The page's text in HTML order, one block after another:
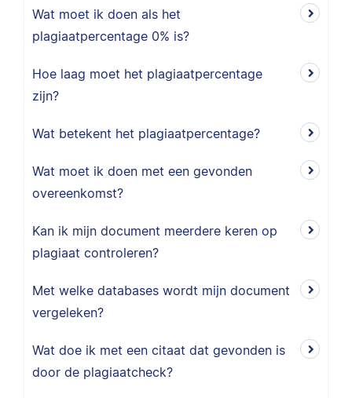
Wat moet ik doen als het
plagiaatpercentage 0% is?
Hoe laag moet het plagiaatpercentage
zijn?
Wat betekent het plagiaatpercentage?
Wat moet ik doen met een gevonden
overeenkomst?
Kan ik mijn document meerdere keren op
plagiaat controleren?
Met welke databases wordt mijn document
vergeleken?
Wat doe ik met een citaat dat gevonden is
door de plagiaatcheck?